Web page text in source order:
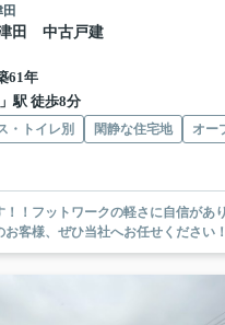
田 中古戸建
61年
駅 徒歩8分
・トイレ別 閑静な住宅地
オー
！！フットワークの軽さに自信があ
客様、ぜひ当社へお任せください！